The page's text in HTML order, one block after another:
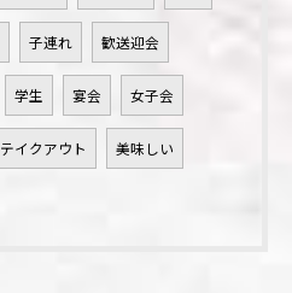
子連れ 歓送迎会
学生 宴会 女子会
テイクアウト 美味しい